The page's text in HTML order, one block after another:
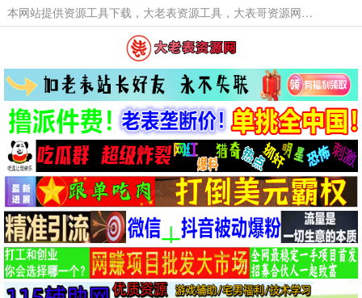
本网站提供资源工具下载，大老表资源工具，大表哥资源网软件工具，大老表资源下载，活动线报福利资源分享,活动线报，大型网游经典游戏，网络热门技术游戏辅助交流与分享。